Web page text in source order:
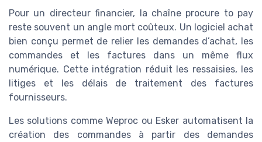
Pour un directeur financier, la chaîne procure to pay
reste souvent un angle mort coûteux. Un logiciel achat
bien conçu permet de relier les demandes d’achat, les
commandes et les factures dans un même flux
numérique. Cette intégration réduit les ressaisies, les
litiges et les délais de traitement des factures
fournisseurs.
Les solutions comme Weproc ou Esker automatisent la
création des commandes à partir des demandes